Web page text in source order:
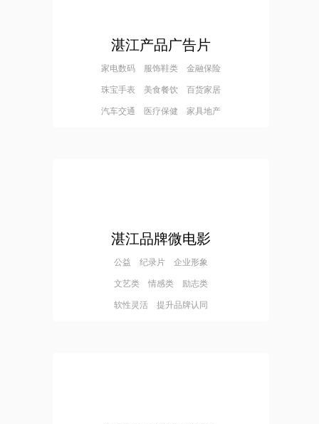
湛江产品广告片
家电数码 服饰鞋类 金融保险
珠宝手表 美食餐饮 百货家居
汽车交通 医疗保健 家具地产
湛江品牌微电影
公益 纪录片 企业形象
文艺类 情感类 励志类
软性灵活 提升品牌认同